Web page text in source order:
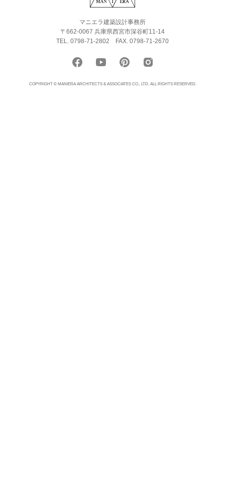
マニエラ建築設計事務所
〒662-0067 兵庫県西宮市深谷町11-14
TEL. 0798-71-2802 FAX. 0798-71-2670
COPYRIGHT © MANIERA ARCHITECTS & ASSOCIATES CO., LTD. ALL RIGHTS RESERVED.